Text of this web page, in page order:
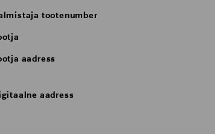
tootenumber
aadress
aadress